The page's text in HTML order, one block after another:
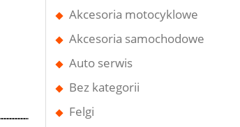
Akcesoria motocyklowe
Akcesoria samochodowe
Auto serwis
Bez kategorii
Felgi